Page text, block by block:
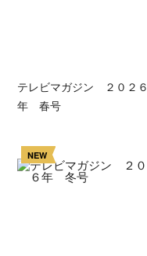
テレビマガジン ２０２６
年 春号
NEW